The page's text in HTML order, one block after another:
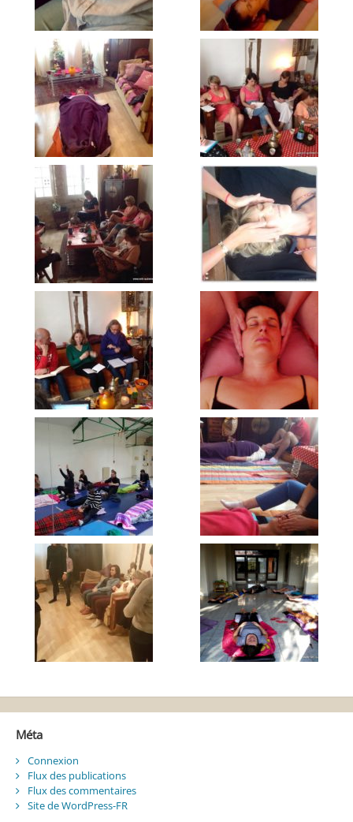
Méta
Connexion
Flux des publications
Flux des commentaires
Site de WordPress-FR